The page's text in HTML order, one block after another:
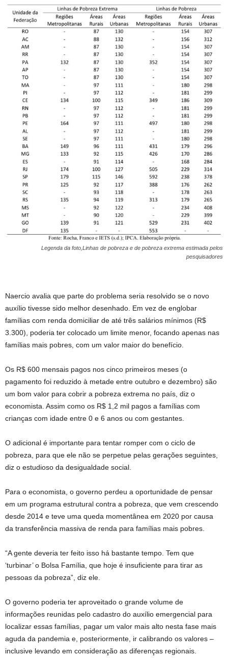
Legenda da foto,Linhas de pobreza e de pobreza extrema estimada pelos
pesquisadores
Naercio avalia que parte do problema seria resolvido se o novo
auxílio tivesse sido melhor desenhado. Em vez de englobar
famílias com renda domiciliar de até três salários mínimos (R$
3.300), poderia ter colocado um limite menor, focando apenas nas
famílias mais pobres, com um valor maior do benefício.
Os R$ 600 mensais pagos nos cinco primeiros meses (o
pagamento foi reduzido à metade entre outubro e dezembro) são
um bom valor para cobrir a pobreza extrema no país, diz o
economista. Assim como os R$ 1,2 mil pagos a famílias com
crianças com idade entre 0 e 6 anos ou com gestantes.
O adicional é importante para tentar romper com o ciclo de
pobreza, para que ele não se perpetue pelas gerações seguintes,
diz o estudioso da desigualdade social.
Para o economista, o governo perdeu a oportunidade de pensar
em um programa estrutural contra a pobreza, que vem crescendo
desde 2014 e teve uma queda momentânea em 2020 por causa
da transferência massiva de renda para famílias mais pobres.
“A gente deveria ter feito isso há bastante tempo. Tem que
‘turbinar’ o Bolsa Família, que hoje é insuficiente para tirar as
pessoas da pobreza”, diz ele.
O governo poderia ter aproveitado o grande volume de
informações reunidas pelo cadastro do auxílio emergencial para
localizar essas famílias, pagar um valor mais alto nesta fase mais
aguda da pandemia e, posteriormente, ir calibrando os valores –
inclusive levando em consideração as diferenças regionais.